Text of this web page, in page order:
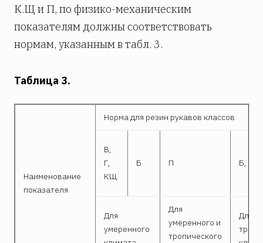
К.Щ и П, по физико-механическим
показателям должны соответствовать
нормам, указанным в табл. 3.
Таблица 3.
Наименование
показателя
Норма для резин рукавов классов
В,
Г,
КЩ
Б П Б, В,
Для
умеренного
Для
умеренного и
тропического
Для